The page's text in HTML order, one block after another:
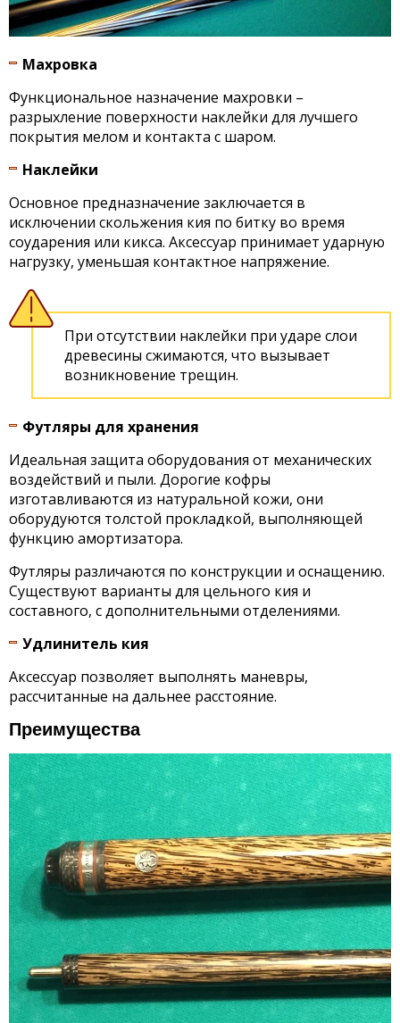
Махровка
Функциональное назначение махровки –
разрыхление поверхности наклейки для лучшего
покрытия мелом и контакта с шаром.
Наклейки
Основное предназначение заключается в
исключении скольжения кия по битку во время
соударения или кикса. Аксессуар принимает ударную
нагрузку, уменьшая контактное напряжение.
При отсутствии наклейки при ударе слои
древесины сжимаются, что вызывает
возникновение трещин.
Футляры для хранения
Идеальная защита оборудования от механических
воздействий и пыли. Дорогие кофры
изготавливаются из натуральной кожи, они
оборудуются толстой прокладкой, выполняющей
функцию амортизатора.
Футляры различаются по конструкции и оснащению.
Существуют варианты для цельного кия и
составного, с дополнительными отделениями.
Удлинитель кия
Аксессуар позволяет выполнять маневры,
рассчитанные на дальнее расстояние.
Преимущества